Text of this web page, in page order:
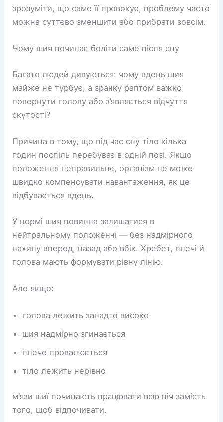
зрозуміти, що саме її провокує, проблему часто
можна суттєво зменшити або прибрати зовсім.
Чому шия починає боліти саме після сну
Багато людей дивуються: чому вдень шия
майже не турбує, а зранку раптом важко
повернути голову або з’являється відчуття
скутості?
Причина в тому, що під час сну тіло кілька
годин поспіль перебуває в одній позі. Якщо
положення неправильне, організм не може
швидко компенсувати навантаження, як це
відбувається вдень.
У нормі шия повинна залишатися в
нейтральному положенні — без надмірного
нахилу вперед, назад або вбік. Хребет, плечі й
голова мають формувати рівну лінію.
Але якщо:
голова лежить занадто високо
шия надмірно згинається
плече провалюється
тіло лежить нерівно
м’язи шиї починають працювати всю ніч замість
того, щоб відпочивати.